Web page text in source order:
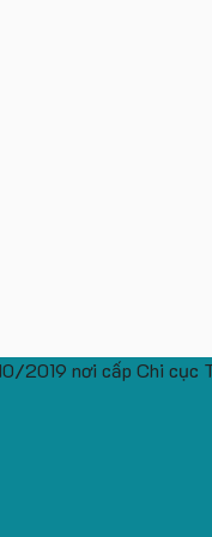
nơi cấp Chi cục